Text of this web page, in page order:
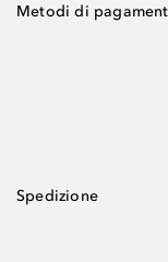
Metodi di
Spedizione